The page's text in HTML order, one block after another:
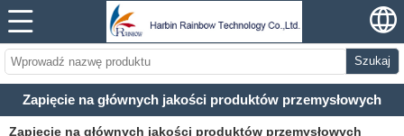
Szukaj
Zapięcie na głównych jakości produktów przemysłowych
Zapięcie na głównych jakości produktów przemysłowych